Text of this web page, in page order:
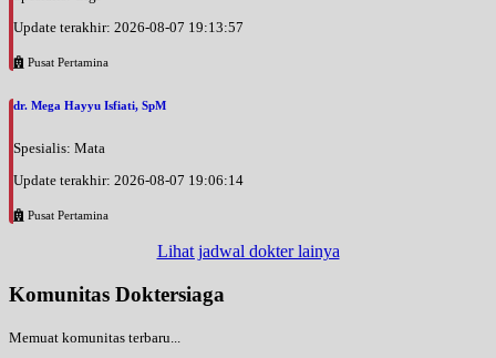
Update terakhir: 2026-08-07 19:13:57
Pusat Pertamina
dr. Mega Hayyu Isfiati, SpM
Spesialis: Mata
Update terakhir: 2026-08-07 19:06:14
Pusat Pertamina
Lihat jadwal dokter lainya
Komunitas Doktersiaga
Memuat komunitas terbaru...